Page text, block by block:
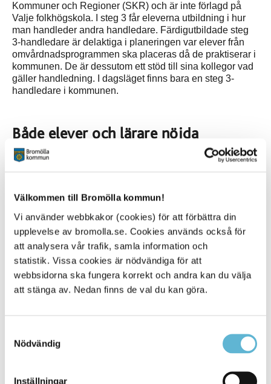
Välkommen till Bromölla kommun!
Vi använder webbkakor (cookies) för att förbättra din
upplevelse av bromolla.se. Cookies används också för
att analysera vår trafik, samla information och
statistik. Vissa cookies är nödvändiga för att
webbsidorna ska fungera korrekt och andra kan du välja
att stänga av. Nedan finns de val du kan göra.
Nödvändig
Inställningar
Kommuner och Regioner (SKR) och är inte förlagd på
Valje folkhögskola. I steg 3 får eleverna utbildning i hur
man handleder andra handledare. Färdigutbildade steg
3-handledare är delaktiga i planeringen var elever från
omvårdnadsprogrammen ska placeras då de praktiserar i
kommunen. De är dessutom ett stöd till sina kollegor vad
gäller handledning. I dagsläget finns bara en steg 3-
handledare i kommunen.
Både elever och lärare nöjda
Josefine Nilsson är en av undersköterskorna som gått
utbildningen. Josefine berättar att det var bra lärare som
med handledning, framför allt utifrån elevernas
perspektiv
Lärarna på Valje folkhögskola var också väldigt nöjda
med gruppen. De berättar att det var ett bra samtalsklimat,
många bra diskussioner och många skratt. Gruppen hade
deltagare från olika verksamheter vilket gjorde att de
kunde dra nytta av det kollegiala samarbetet. Olika
positiva klimatet i gruppen. Eleverna fick väldigt mycket
beröm, berättar Cajsa Fransman som är